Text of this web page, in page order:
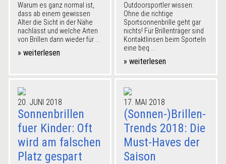
Warum es ganz normal ist,
dass ab einem gewissen
Alter die Sicht in der Nähe
nachlässt und welche Arten
von Brillen dann wieder für ...
» weiterlesen
Outdoorsportler wissen:
Ohne die richtige
Sportsonnenbrille geht gar
nichts! Für Brillenträger sind
Kontaktlinsen beim Sporteln
eine beq ...
» weiterlesen
20. JUNI 2018
Sonnenbrillen
fuer Kinder: Oft
wird am falschen
Platz gespart
17. MAI 2018
(Sonnen-)Brillen-
Trends 2018: Die
Must-Haves der
Saison